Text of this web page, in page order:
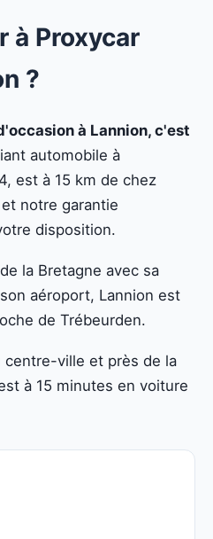
à Proxycar
?
à Lannion, c'est
automobile à
est à 15 km de chez
notre garantie
disposition.
la Bretagne avec sa
aéroport, Lannion est
de Trébeurden.
centre-ville et près de la
à 15 minutes en voiture